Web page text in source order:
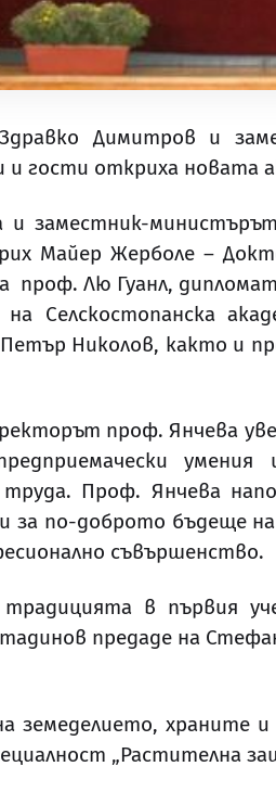
Димитров и
гости откриха новата
и заместник-
Майер Жерболе –
Лю Гуанл,
Селскостопанска
Николов, както и
проф. Янчева
труда. Проф. Янчева
за по-доброто бъдеще
съвършенство.
в първия
предаде на
земеделието, храните и
„Растителна